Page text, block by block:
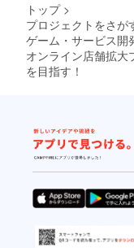
トップ >
プロジェクトをさが
ゲーム・サービス開
オンライン店舗拡大
を目指す！